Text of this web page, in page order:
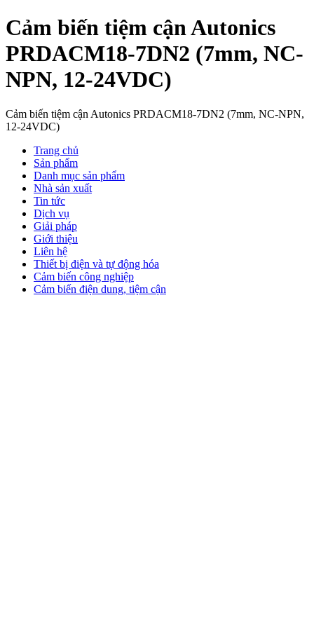
Cảm biến tiệm cận Autonics
PRDACM18-7DN2 (7mm, NC-
NPN, 12-24VDC)
Cảm biến tiệm cận Autonics PRDACM18-7DN2 (7mm, NC-NPN,
12-24VDC)
Trang chủ
Sản phẩm
Danh mục sản phẩm
Nhà sản xuất
Tin tức
Dịch vụ
Giải pháp
Giới thiệu
Liên hệ
Thiết bị điện và tự động hóa
Cảm biến công nghiệp
Cảm biến điện dung, tiệm cận